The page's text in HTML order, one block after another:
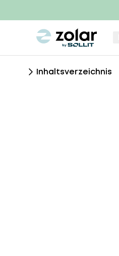
zolar logo
Inhaltsverzeichnis